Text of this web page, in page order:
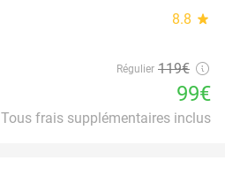
8.8 star
Régulier 119€
99€
Tous frais supplémentaires inclus